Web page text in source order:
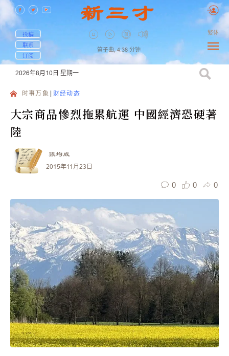
投稿
联系
订阅
笛子曲, 4:38 分钟
繁体
2026年8月10日 星期一
时事万象 财经动态
大宗商品慘烈拖累航運 中國經濟恐硬著
陸
張均威
2015年11月23日
0 0 0